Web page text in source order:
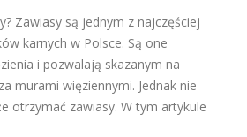
Zawiasy są jednym z najczęściej
karnych w Polsce. Są one
i pozwalają skazanym na
murami więziennymi. Jednak nie
otrzymać zawiasy. W tym artykule